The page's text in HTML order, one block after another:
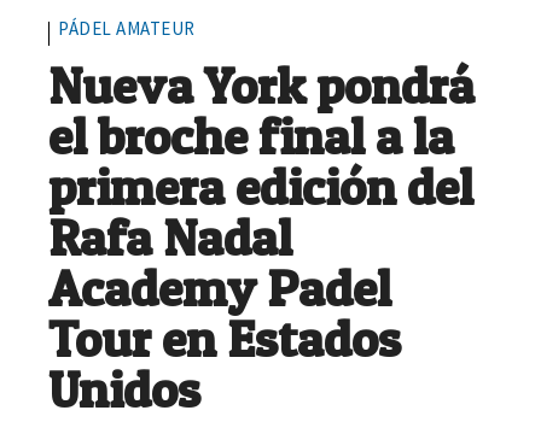
PÁDEL AMATEUR
Nueva York pondrá
el broche final a la
primera edición del
Rafa Nadal
Academy Padel
Tour en Estados
Unidos